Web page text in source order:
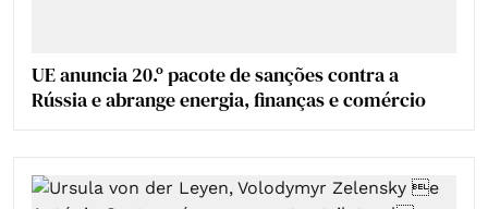
UE anuncia 20.º pacote de sanções contra a
Rússia e abrange energia, finanças e comércio